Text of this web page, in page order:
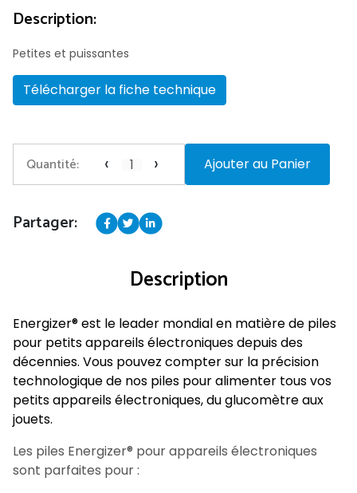
Description:
Petites et puissantes
Télécharger la fiche technique
Quantité: ‹ › Ajouter au Panier
Partager:
Description
Energizer® est le leader mondial en matière de piles
pour petits appareils électroniques depuis des
décennies. Vous pouvez compter sur la précision
technologique de nos piles pour alimenter tous vos
petits appareils électroniques, du glucomètre aux
jouets.
Les piles Energizer® pour appareils électroniques
sont parfaites pour :